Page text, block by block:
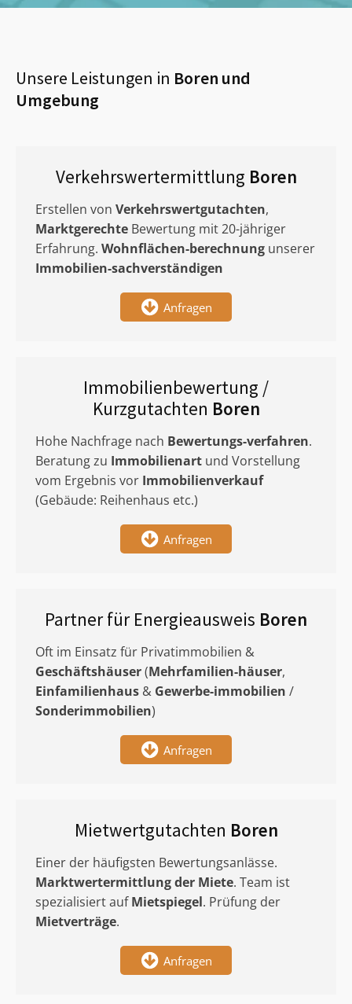
Unsere Leistungen in Boren und
Umgebung
Verkehrswertermittlung Boren
Erstellen von Verkehrswertgutachten,
Marktgerechte Bewertung mit 20-jähriger
Erfahrung. Wohnflächen-berechnung unserer
Immobilien-sachverständigen
Anfragen
Immobilienbewertung /
Kurzgutachten Boren
Hohe Nachfrage nach Bewertungs-verfahren.
Beratung zu Immobilienart und Vorstellung
vom Ergebnis vor Immobilienverkauf
(Gebäude: Reihenhaus etc.)
Anfragen
Partner für Energieausweis Boren
Oft im Einsatz für Privatimmobilien &
Geschäftshäuser(Mehrfamilien-häuser,
Einfamilienhaus & Gewerbe-immobilien /
Sonderimmobilien)
Anfragen
Mietwertgutachten Boren
Einer der häufigsten Bewertungsanlässe.
Marktwertermittlungder Miete. Team ist
spezialisiert aufMietspiegel. Prüfung der
Mietverträge.
Anfragen